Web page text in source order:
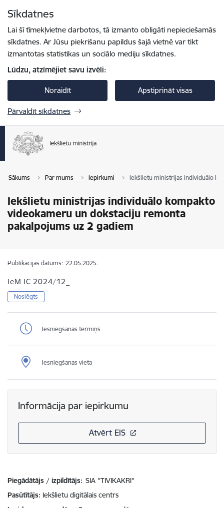
Sīkdatnes
Lai šī tīmekļvietne darbotos, tā izmanto obligāti nepieciešamās
sīkdatnes. Ar Jūsu piekrišanu papildus šajā vietnē var tikt
izmantotas statistikas un sociālo mediju sīkdatnes.
Lūdzu, atzīmējiet savu izvēli:
Noraidīt Apstiprināt visas
Pārvaldīt sīkdatnes
Sākums Par mums Iepirkumi Iekšlietu ministrijas individuālo
Iekšlietu ministrijas individuālo kompakto
videokameru un dokstaciju remonta
pakalpojums uz 2 gadiem
Publikācijas datums: 22.05.2025.
IeM IC 2024/12_
Noslēgts
Iesniegšanas termiņš
Iesniegšanas vieta
Informācija par iepirkumu
Atvērt EIS
Piegādātājs / izpildītājs: SIA ''TIVIKAKRI''
Pasūtītājs Iekšlietu digitālais centrs